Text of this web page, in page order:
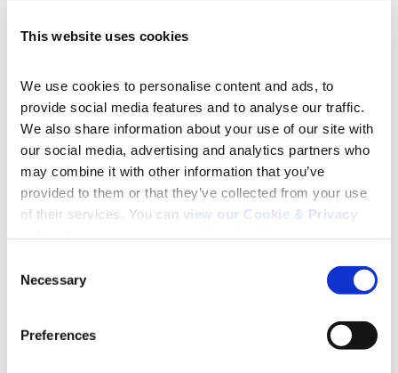
This website uses cookies
We use cookies to personalise content and ads, to
provide social media features and to analyse our traffic.
We also share information about your use of our site with
our social media, advertising and analytics partners who
may combine it with other information that you’ve
provided to them or that they’ve collected from your use
of their services. You can view our Cookie & Privacy
Selection
Necessary
Preferences
(Prime Video).
Acerca de Kantar
IBOPE Media
Kantar IBOPE Media es parte de Kantar Media, líder
mundial en datos, insights y consultoría. Ofrecemos
la información más completa y precisa sobre el
consumo, el rendimiento y la inversión en medios,
brindando a los clientes de América Latina datos